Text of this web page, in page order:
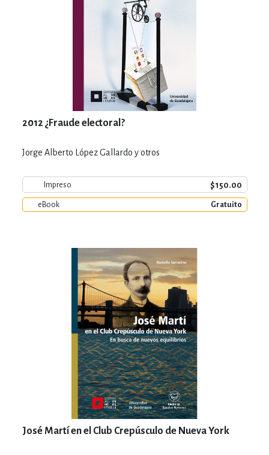
2012 ¿Fraude electoral?
Jorge Alberto López Gallardo y otros
Impreso $150.00
eBook Gratuito
José Martí en el Club Crepúsculo de Nueva York